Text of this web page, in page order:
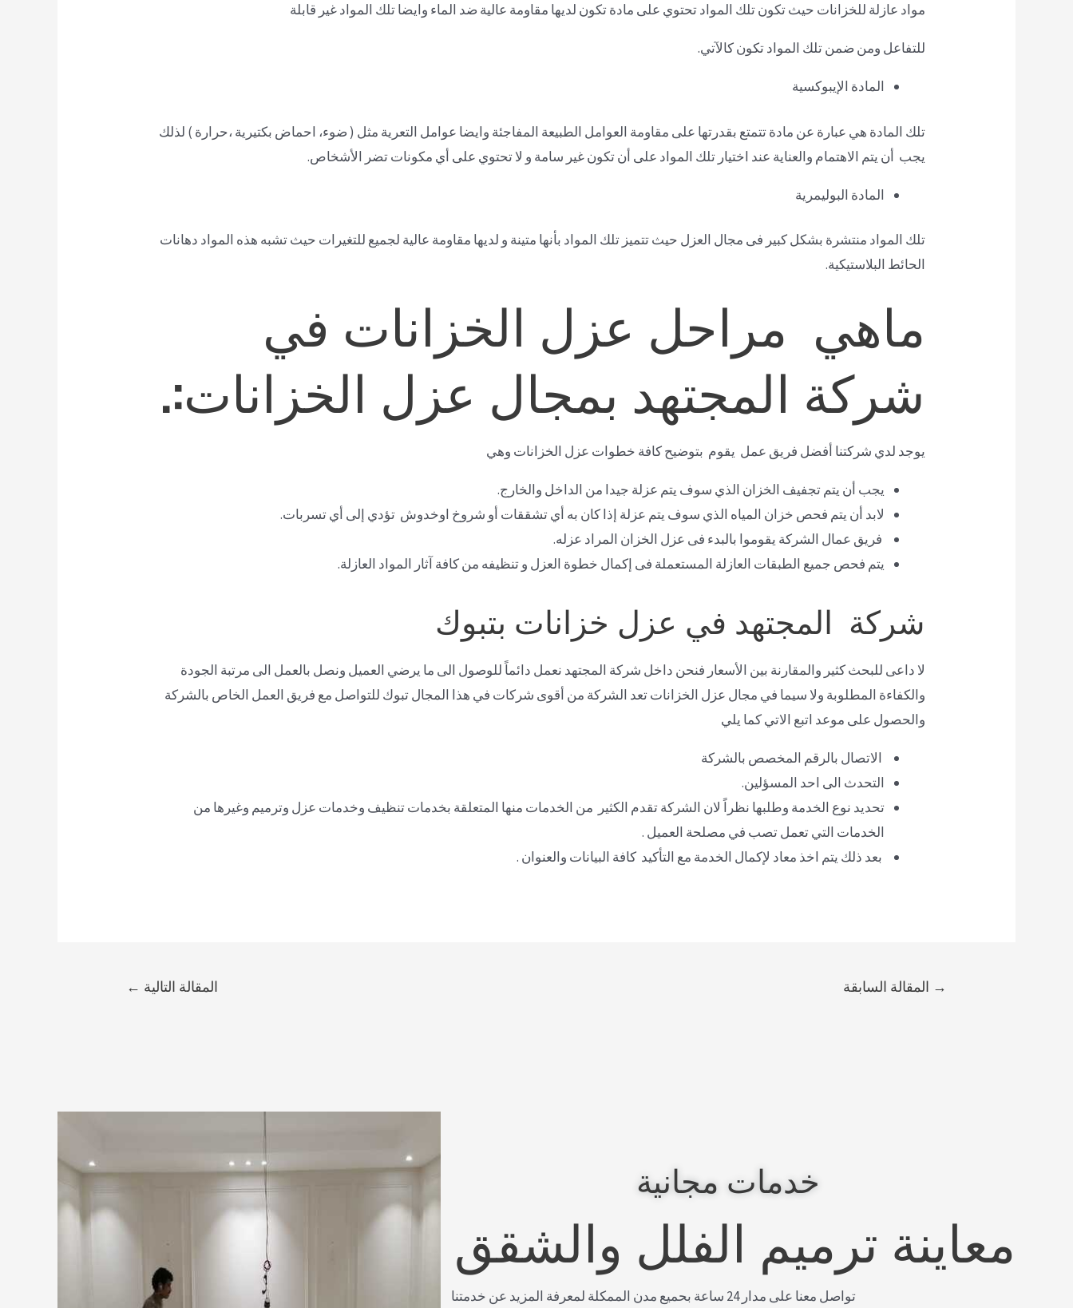
مواد عازلة للخزانات حيث تكون تلك المواد تحتوي على مادة تكون لديها مقاومة عالية ضد الماء وايضا تلك المواد غير قابلة
للتفاعل ومن ضمن تلك المواد تكون كالآتي.
المادة الإيبوكسية
تلك المادة هي عبارة عن مادة تتمتع بقدرتها على مقاومة العوامل الطبيعة المفاجئة وايضا عوامل التعرية مثل ( ضوء، احماض بكتيرية ،حرارة ) لذلك
يجب أن يتم الاهتمام والعناية عند اختيار تلك المواد على أن تكون غير سامة و لا تحتوي على أي مكونات تضر الأشخاص.
المادة البوليمرية
تلك المواد منتشرة بشكل كبير فى مجال العزل حيث تتميز تلك المواد بأنها متينة و لديها مقاومة عالية لجميع للتغيرات حيث تشبه هذه المواد دهانات
الحائط البلاستيكية.
ماهي مراحل عزل الخزانات في
شركة المجتهد بمجال عزل الخزانات:.
يوجد لدي شركتنا أفضل فريق عمل يقوم بتوضيح كافة خطوات عزل الخزانات وهي
يجب أن يتم تجفيف الخزان الذي سوف يتم عزلة جيدا من الداخل والخارج.
لابد أن يتم فحص خزان المياه الذي سوف يتم عزلة إذا كان به أي تشققات أو شروخ اوخدوش تؤدي إلى أي تسربات.
فريق عمال الشركة يقوموا بالبدء فى عزل الخزان المراد عزله.
يتم فحص جميع الطبقات العازلة المستعملة فى إكمال خطوة العزل و تنظيفه من كافة آثار المواد العازلة.
شركة المجتهد في عزل خزانات بتبوك
لا داعى للبحث كثير والمقارنة بين الأسعار فنحن داخل شركة المجتهد نعمل دائماً للوصول الى ما يرضي العميل ونصل بالعمل الى مرتبة الجودة
والكفاءة المطلوبة ولا سيما في مجال عزل الخزانات تعد الشركة من أقوى شركات في هذا المجال تبوك للتواصل مع فريق العمل الخاص بالشركة
والحصول على موعد اتبع الاتي كما يلي
الاتصال بالرقم المخصص بالشركة
التحدث الى احد المسؤلين.
تحديد نوع الخدمة وطلبها نظراً لان الشركة تقدم الكثير من الخدمات منها المتعلقة بخدمات تنظيف وخدمات عزل وترميم وغيرها من
الخدمات التي تعمل تصب في مصلحة العميل .
بعد ذلك يتم اخذ معاد لإكمال الخدمة مع التأكيد كافة البيانات والعنوان .
→ المقالة السابقة المقالة التالية ←
خدمات مجانية
معاينة ترميم الفلل والشقق
تواصل معنا على مدار 24 ساعة بحميع مدن الممكلة لمعرفة المزيد عن خدمتنا